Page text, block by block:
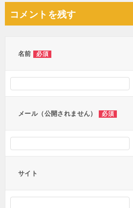
ビ
コメントを残す
名前 必須
メール（公開されません） 必須
サイト